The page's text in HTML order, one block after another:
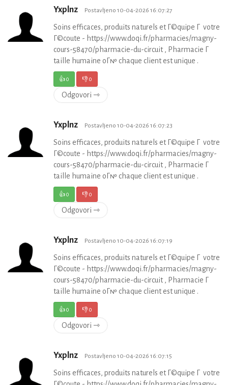
Yxplnz Postavljeno 10-04-2026 16:07:27
Soins efficaces, produits naturels et Г©quipe Г votre
Г©coute - https://www.doqi.fr/pharmacies/magny-
cours-58470/pharmacie-du-circuit , Pharmacie Г
taille humaine oГ№ chaque client est unique .
👍0 👎0
Odgovori ⇾
Yxplnz Postavljeno 10-04-2026 16:07:23
Soins efficaces, produits naturels et Г©quipe Г votre
Г©coute - https://www.doqi.fr/pharmacies/magny-
cours-58470/pharmacie-du-circuit , Pharmacie Г
taille humaine oГ№ chaque client est unique .
👍0 👎0
Odgovori ⇾
Yxplnz Postavljeno 10-04-2026 16:07:19
Soins efficaces, produits naturels et Г©quipe Г votre
Г©coute - https://www.doqi.fr/pharmacies/magny-
cours-58470/pharmacie-du-circuit , Pharmacie Г
taille humaine oГ№ chaque client est unique .
👍0 👎0
Odgovori ⇾
Yxplnz Postavljeno 10-04-2026 16:07:15
Soins efficaces, produits naturels et Г©quipe Г votre